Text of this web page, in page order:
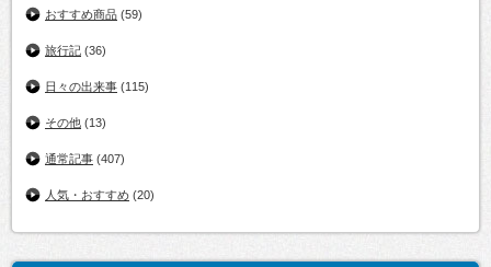
おすすめ商品 (59)
旅行記 (36)
日々の出来事 (115)
その他 (13)
通常記事 (407)
人気・おすすめ (20)